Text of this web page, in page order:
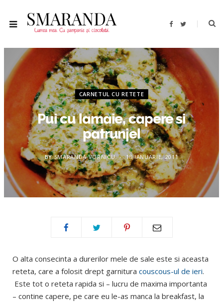
F
b
o
k
T
t
CARNETUL CU RETETE
Pui cu lamaie, capere si
patrunjel
BY SMARANDA VORNICU 18 IANUARIE, 2011
O alta consecinta a durerilor mele de sale este si aceasta
reteta, care a folosit drept garnitura couscous-ul de ieri.
Este tot o reteta rapida si – lucru de maxima importanta
– contine capere, pe care eu le-as manca la breakfast, la